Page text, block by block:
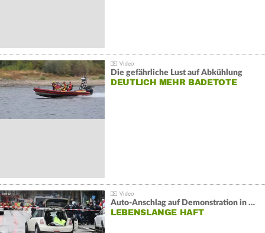
Die gefährliche Lust auf Abkühlung
DEUTLICH MEHR BADETOTE
Auto-Anschlag auf Demonstration in München:
LEBENSLANGE HAFT